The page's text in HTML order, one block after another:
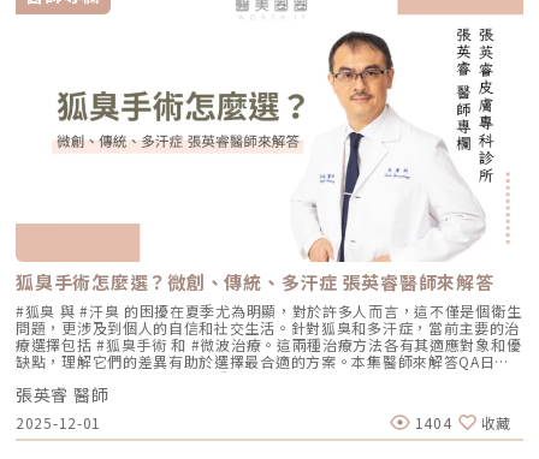
Q2：打雷射縮毛孔，皮膚會不會越打越薄？ 正確的雷射治療不但不會讓皮
膚變薄，反而會因為刺激真皮層膠原蛋白新生，讓肌膚變得更厚實、更有彈
性！但前提是「間隔時間要充足」且「能量掌控得當」，過度頻繁的施打才
有可能破壞皮膚屏障。Q3：改善毛孔粗大，通常需要打幾次才有效？ 醫美
不是變魔術，通常需要一個「療程」的規劃。以皮秒雷射或微針電波為例，
通常會建議進行 3~5 次（每次間隔約 4~6 週）為一個完整療程。不過，多
數人在第 2 次治療後，就會感覺到上妝變得服貼、出油量減少的明顯變化
了。Q4：我是容易泛紅的敏感肌或酒糟肌，也能做醫美縮毛孔嗎？需經醫
師審慎評估。敏感肌或酒糟肌因皮膚屏障較脆弱，若在發炎尚未穩定的情況
下進行高能量雷射，可能增加泛紅加劇或刺激反應的風險。因此治療重點通
常會先放在「穩定膚況與降低發炎反應」，並依個別狀況調整可能的誘發因
素。待肌膚穩定後，再由醫師評估選擇較溫和的療程，例如微針類療程或能
量可精準控制的微針電波，以循序漸進方式改善毛孔粗大與膚質細緻度。
Q5：我平常有在擦酸類或A醇縮毛孔，做醫美前後需要停用嗎？建議暫停使
用，但實際時間需依療程種類與個人膚況調整。酸類（如果酸、水楊酸）與
A醇會促進角質代謝，可能在療程前後增加肌膚敏感度，使刺激反應（如泛
紅、乾燥）加劇，並提高色素沉澱的風險。一般常見建議為：療程前約3–7
天暫停使用，術後約1–2週再視肌膚修復狀況逐步恢復。但實際仍應依醫師
評估為準。在停用期間，建議以溫和清潔、加強保濕與修護（如玻尿酸、神
經醯胺等），並落實防曬措施，協助肌膚穩定修復。擺脫毛孔焦慮，找回平
滑自信肌對抗毛孔粗大是一場長期抗戰，它需要你改變不良的生活習慣、建
立正確的居家保養觀念，並適時借助醫美科技的強大力量來突破瓶頸。現在
的醫美技術已經能為各種膚況提供客製化的解決方案，如果不確定自己到底
是屬於哪一種毛孔類型，或者不知道該從哪一個療程下手，建議直接安排時
間到專業的醫美診所進行諮詢。透過醫師的專業評估，甚至搭配高階的肌膚
檢測儀器，才能為你規劃出最精準、最不走冤枉路的縮毛孔計畫！★溫馨提
恢復後再施作。2. 有心律調節器、光敏感或慢性疾病者需由醫師評估安全
性。3. 孕婦、哺乳者與近期使用光敏藥物者不建議進行光電療程。4. 三個
月內做過深層換膚或磨皮者需與醫師確認治療時機。5. 術前請避免日曬並停
止酸類、去角質與刺激性保養品。這些都有助於減少反黑。術後照護1. 人工
皮需連續貼著約 14 天且不可自行撕除。2. 若人工皮翹起或濕潤可加貼更大
片人工皮加強固定。3. 術後兩週內避免三溫暖、蒸氣、劇烈流汗與飲酒。4.
請按時回診由專業人員移除人工皮並檢查膚況。5. 如出現紅腫、刺癢或滲出
應立即聯絡診所處理。6. 色素代謝期間避免使用磨砂、卸妝棉與去角質產
品。7. 修復期需加強保濕並確實做好防曬。Reepot 的優勢到底在哪？與傳
準 舒適度 熱感明顯，需敷麻 即時冷卻系統，可不需敷麻 反黑風險 較高 較
理多種斑點 療程次數 修復期 可能需多次，修復期較長 單次有感改善、修復
期更短 適合性 適合多數色斑但風險略高 適合希望快速、低風險改善的族群
Reepot AI時光雷射禁忌症以下情況在接受 Reepot 治療時需特別注意，需
由醫療人員審慎評估：1. 具有光敏感體質或正在使用感光藥物者若皮膚對光
線反應特別強烈，或正在使用會增加光敏性的藥物，治療後發生刺激或色素
反應的風險較高。2. 三個月內曾使用口服 A 酸A 酸會影響皮膚角質更新與
修復速度，使治療後的反應加劇，因此仿單建議需完全停藥至少三個月。3.
最近三到六個月內接受過填補注射包括玻尿酸、洢蓮絲、舒顏萃等填充劑，
為避免能量影響填充物穩定性，需由醫療人員評估治療時機。4. 三個月內接
受過磨皮或其他侵入性治療若表皮尚未完全恢復，過早進行雷射可能造成過
度刺激或延長恢復期。5. 懷孕與哺乳期間仿單中明確列為需避免的狀況，主
要基於安全性與荷爾蒙變動的不確定性雖然非侵入性，但仍建議暫緩治療。
層、皮下組織、筋膜層等不同深度，依探頭與機型不同 皮膚、皮下組織、
SMAS筋膜層等，依手術方式不同 適合部位 臉部、眼周、下顎線、頸部、身
肉、下顎線模糊、臉部下垂感 改善明顯鬆弛、下垂與多餘皮膚，拉提幅度
通常較明顯 適合對象 皮膚開始鬆、細紋變多、毛孔或膚質變粗、想讓臉看
起來更緊緻的人 輪廓開始下垂、嘴邊肉明顯、下顎線不清楚、下半臉變重
型、能量與個人耐受度，可能不需麻醉或搭配舒緩方式 通常需要局部麻
上，依手術範圍與複雜度不同 修復期 多數人修復期短，可能有暫時泛紅、
長，可能有腫脹、瘀青、傷口照護與拆線需求 效果出現時間 部分人術後先
有緊實感，完整效果通常隨膠原蛋白新生逐漸出現 部分人術後有緊繃感，
拉提效果通常會在數週至數月逐漸明顯 術後消腫後逐漸看出效果，完整自
然度需等待恢復期 維持時間 約1年至1年半以上，依個人體質、老化速度與
保養而定 約1年至1年半以上，依個人體質、發數、能量與保養而定 通常可
維持數年，但仍會隨年齡與老化速度改變 優點 非侵入式、修復期短、膚質
與緊緻感改善自然 非侵入式、修復期短、對輪廓線與深層支撐較有針對性
拉提幅度通常較明顯，適合較嚴重鬆弛者 限制 對非常明顯的下垂或多餘皮
膚，改善幅度有限 對膚質、毛孔、細紋的改善不一定比電波明顯 需開刀、
強，要問哪個適合你很多人會問：「電波跟音波哪個效果比較好？」但這個
問題其實很容易問錯方向。因為電波和音波不是同一種東西，它們就像健身
作？ 以下將用較好理解的方式，帶你一次釐清兩者差異。什麼是鳳凰電波
Thermage FLX？鳳凰電波的正式名稱是 Thermage FLX，為台灣索塔
SoltaTaiwan Limited旗下的射頻設備。根據台灣原廠資料，Thermage
FLX 採用單極電容耦合射頻技術。所謂「電容耦合」，簡單來說就是能量透
過皮膚表面傳導進入皮膚內部，無需破壞皮膚結構。它的特色是「單極電
波」。是能將熱能傳遞到較深層的皮膚組織，形成較廣泛的容積式加熱。一
般民眾常聽到的「電波拉提」、「緊緻輪廓」、「改善鬆弛」，多半就是從
這類療程概念延伸而來。由於屬於非侵入式，不需要手術或注射，且通常恢
復期較短；效果可能在療程後逐漸顯現，並隨著時間持續變化。鳳凰電波適
合施打族群鳳凰電波比較常被期待用在以下需求： 臉部鬆弛感 下顎線不清
楚 嘴邊肉或輪廓線變模糊 眼周細紋與鬆弛 身體局部肌膚鬆弛 常被作為年度
型保養選項之一不過要特別注意，任何非侵入式儀器療程都不是拉皮手術，
也不是填充療程。它比較適合用來改善輕度到中度鬆弛，若已經有明顯皮膚
下垂、脂肪位移或組織支撐不足，仍需要由專業醫師評估是否需搭配其他療
程。什麼是DENSITY RF無雙電波 ？無雙電波的英文名稱為 DENSITY，由
Jeisys Medical 推出。根據 DENSITY 官方資料，這套系統使用單極與雙極
高頻能量，可將能量傳遞到淺層與深層皮膚組織。它和傳統單一電波不同的
地方，在於它主打「單極 + 雙極」的複合式能量設計。單極偏向較深層作
用，雙極則偏向較表層、較集中，因此在療程定位上，無雙電波常被形容為
兼顧： 深層緊緻 淺層膚質 細紋改善 毛孔與光澤感 整體肌膚精緻度
DENSITY 採用 sequential monopolar + bipolar RF，也就是序列式單極
與雙極射頻能量，並搭配冷卻與即時阻抗校準等設計。無雙電波適合施打族
群無雙電波常被期待用在以下族群： 臉沒有嚴重鬆弛，但開始覺得輪廓不
夠緊 膚質變粗、毛孔變明顯 乾燥細紋、光澤感下降 想做電波，但怕疼痛感
太強 想要自然型、精緻型保養 希望同時處理緊緻與膚質所以如果說鳳凰電
波比較偏「輪廓拉提主力」，無雙電波就比較像「緊緻 + 膚質管理」的複合
狐臭手術怎麼選？微創、傳統、多汗症 張英睿醫師來解答
#狐臭 與 #汗臭 的困擾在夏季尤為明顯，對於許多人而言，這不僅是個衛生
問題，更涉及到個人的自信和社交生活。針對狐臭和多汗症，當前主要的治
療選擇包括 #狐臭手術 和 #微波治療。這兩種治療方法各有其適應對象和優
缺點，理解它們的差異有助於選擇最合適的方案。本集醫師來解答QA日常
生活中該如何減少體味產生？重點摘要：00:00 開場00:05 微創旋轉刮刀狐
臭手術與傳統狐臭手術法之比較00:40 狐臭手術治療效果如何？01:55 狐臭
和多汗我都有，但我能使用狐臭手術嗎？02:33 狐臭治療建議幾歲開始做？
03:08 微波治療後汗水會跑到其他部位嗎？04:21 日常生活中該如何減少體
味產生？張英睿皮膚專科診所官網 : http://www.skinbook.com.tw/張英
張英睿 醫師
2025-12-01 1404 收藏